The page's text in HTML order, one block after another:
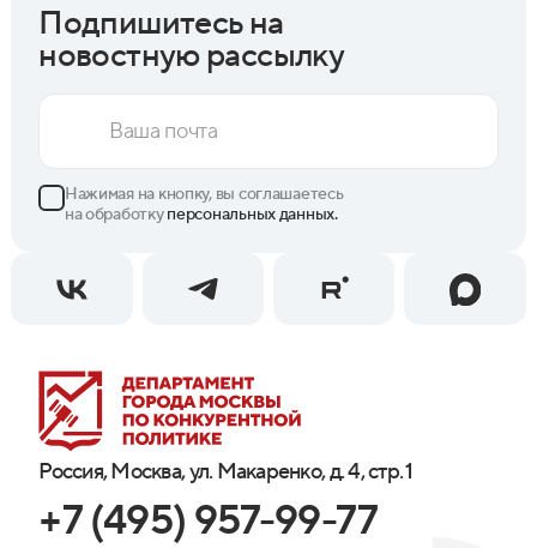
Россия, Москва, ул. Макаренко, д. 4, стр. 1
+7 (495) 957-99-77
Подпишитесь на
новостную рассылку
Нажимая на кнопку, вы соглашаетесь
на обработкуперсональных данных.